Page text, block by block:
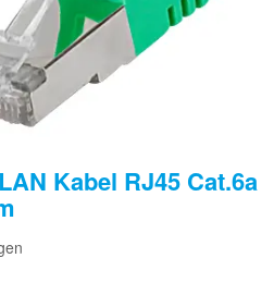
Kabel RJ45 Cat.6a